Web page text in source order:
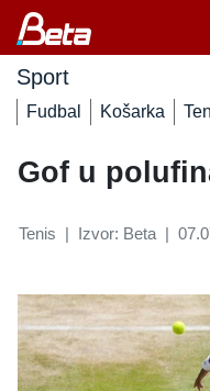
Sport
Fudbal Košarka
Gof u
Tenis | Izvor: Beta |